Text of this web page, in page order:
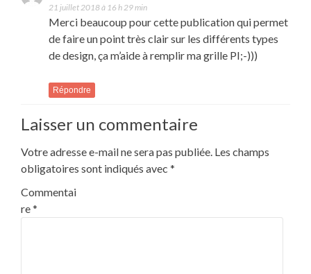
21 juillet 2018 à 16 h 29 min
Merci beaucoup pour cette publication qui permet
de faire un point très clair sur les différents types
de design, ça m’aide à remplir ma grille PI;-)))
Répondre
Laisser un commentaire
Votre adresse e-mail ne sera pas publiée. Les champs
obligatoires sont indiqués avec *
Commentai
re*